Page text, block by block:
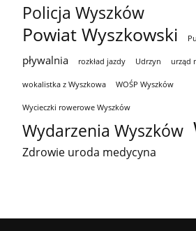
Policja Wyszków
Powiat Wyszkowski
pływalnia rozkład jazdy Udrzyn urząd
wokalistka z Wyszkowa WOŚP Wyszków
Wycieczki rowerowe Wyszków
Wydarzenia Wyszków
Zdrowie uroda medycyna